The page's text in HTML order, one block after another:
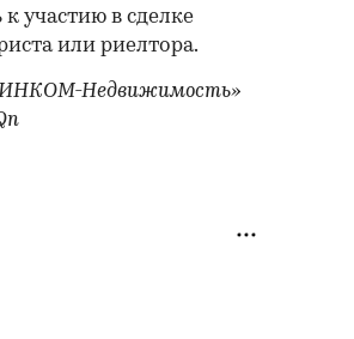
участию в сделке
или риелтора.
Недвижимость»